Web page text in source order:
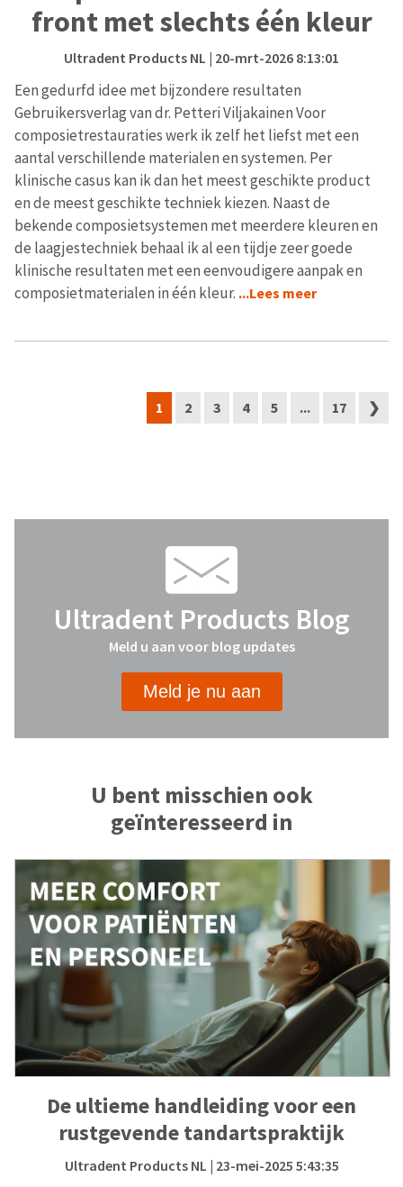
front met slechts één kleur
Ultradent Products NL | 20-mrt-2026 8:13:01
Een gedurfd idee met bijzondere resultaten
Gebruikersverlag van dr. Petteri Viljakainen Voor
composietrestauraties werk ik zelf het liefst met een
aantal verschillende materialen en systemen. Per
klinische casus kan ik dan het meest geschikte product
en de meest geschikte techniek kiezen. Naast de
bekende composietsystemen met meerdere kleuren en
de laagjestechniek behaal ik al een tijdje zeer goede
klinische resultaten met een eenvoudigere aanpak en
composietmaterialen in één kleur. ...Lees meer
1 2 3 4 5 ... 17 ❯
Ultradent Products Blog
Meld u aan voor blog updates
Meld je nu aan
U bent misschien ook
geïnteresseerd in
De ultieme handleiding voor een
rustgevende tandartspraktijk
Ultradent Products NL | 23-mei-2025 5:43:35